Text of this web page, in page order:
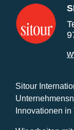
Sitour
Innovationen